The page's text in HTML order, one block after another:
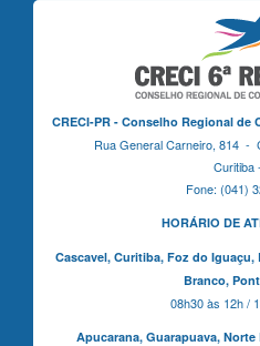
CRECI-PR - Conselho Regional de
Rua General Carneiro, 814
Curitiba
Fone: (041)
HORÁRIO DE
Cascavel, Curitiba,Foz do Iguaçu,
Branco,
08h30 às 12h /
Apucarana, Guarapuava, Norte